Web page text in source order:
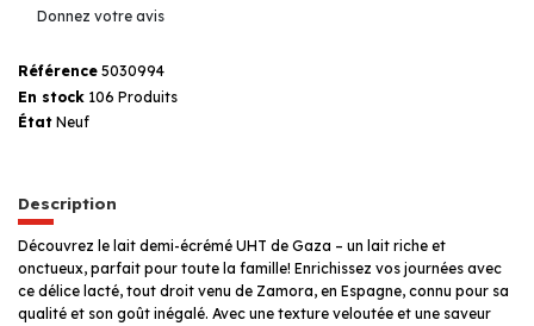
Donnez votre avis
Référence 5030994
En stock 106 Produits
État Neuf
Description
Découvrez le lait demi-écrémé UHT de Gaza – un lait riche et
onctueux, parfait pour toute la famille! Enrichissez vos journées avec
ce délice lacté, tout droit venu de Zamora, en Espagne, connu pour sa
qualité et son goût inégalé. Avec une texture veloutée et une saveur